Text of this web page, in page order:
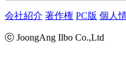
会社紹介 著作権 PC版 個人
ⓒ JoongAng Ilbo Co.,Ltd